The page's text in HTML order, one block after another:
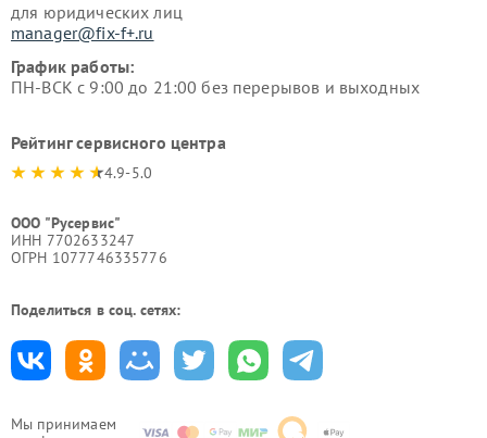
Мы принимаем
для юридических лиц
manager@fix-f+.ru
График работы:
ПН-ВСК с 9:00 до 21:00 без перерывов и выходных
Рейтинг сервисного центра
4.9-5.0
ООО "Русервис"
ИНН 7702633247
ОГРН 1077746335776
Поделиться в соц. сетях: